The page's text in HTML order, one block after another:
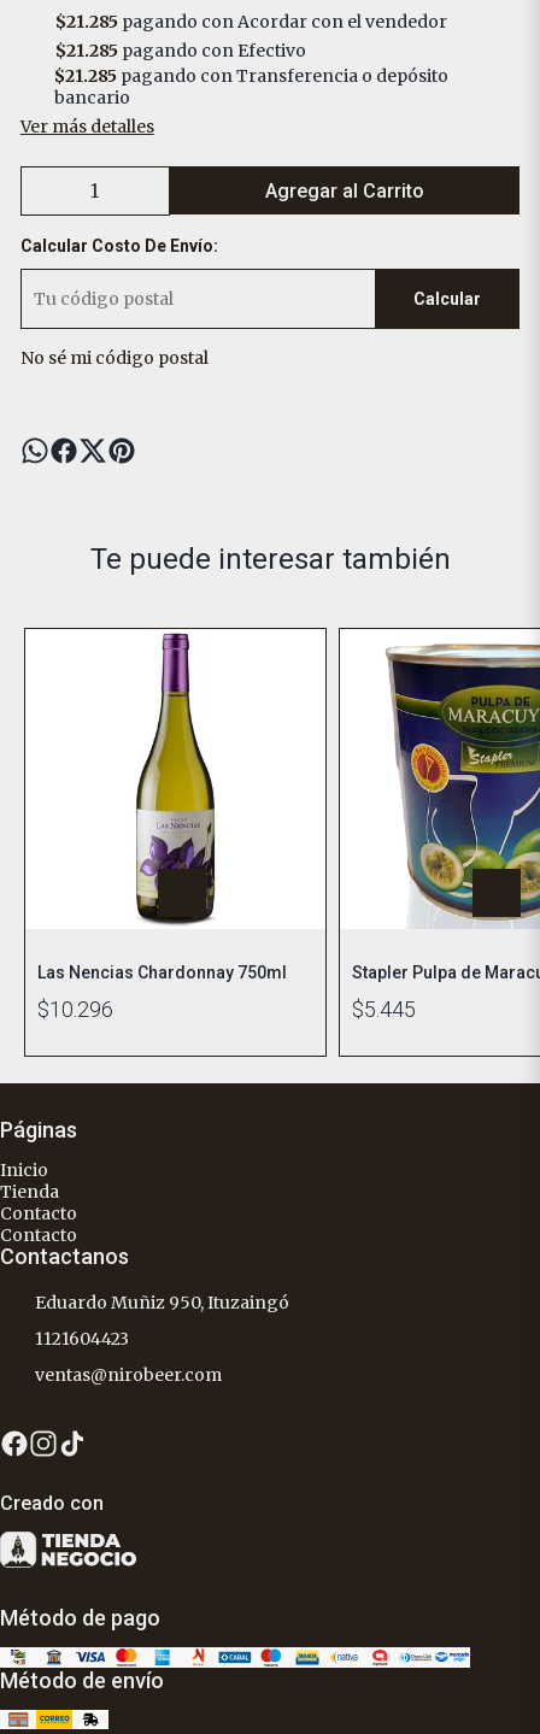
$21.285 pagando con Acordar con el vendedor
$21.285 pagando con Efectivo
$21.285 pagando con Transferencia o depósito
bancario
Ver más detalles
Agregar al Carrito
Calcular Costo De Envío:
Calcular
No sé mi código postal
Te puede interesar también
Las Nencias Chardonnay 750ml
$10.296
Stapler Pulpa de
$5.445
Páginas
Inicio
Tienda
Contacto
Contacto
Contactanos
Eduardo Muñiz 950, Ituzaingó
1121604423
ventas@nirobeer.com
Creado con
Método de pago
Método de envío